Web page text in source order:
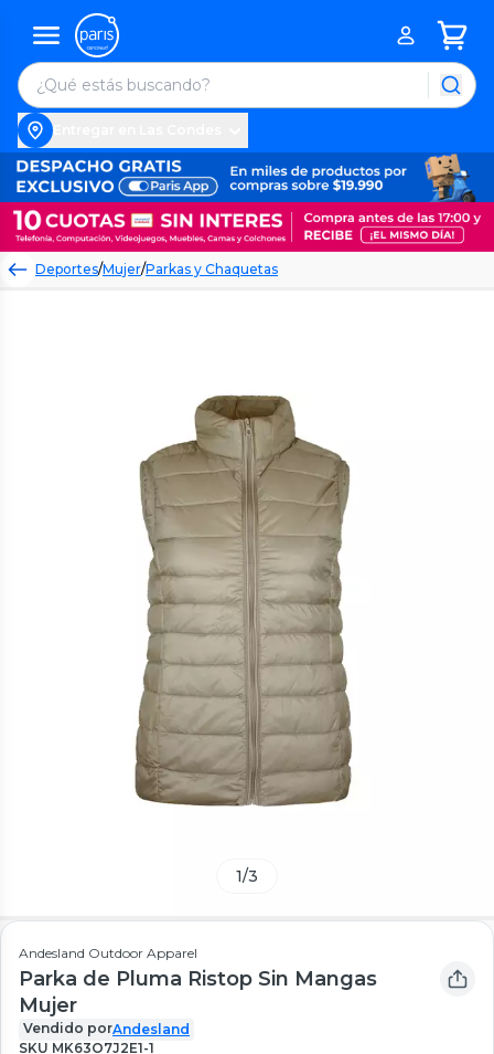
Deportes/Mujer/Parkas y Chaquetas
1/3
Andesland Outdoor Apparel
Parka de Pluma Ristop Sin Mangas
Mujer
Vendido porAndesland
SKU MK63O7J2E1-1